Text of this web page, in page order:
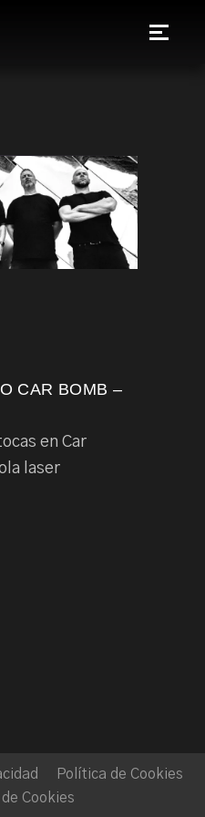
CAR BOMB –
en Car
laser
Política de Cookies
Cookies